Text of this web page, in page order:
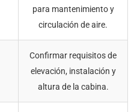
para mantenimiento y
circulación de aire.
Confirmar requisitos de
elevación, instalación y
altura de la cabina.